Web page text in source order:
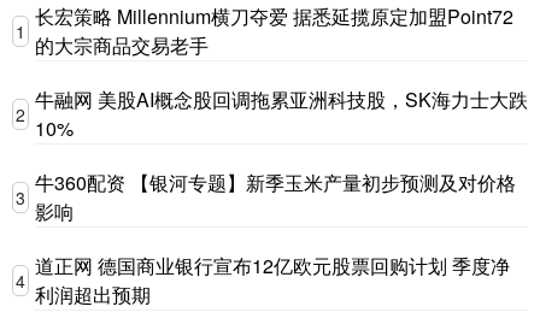
1
长宏策略 Millennium横刀夺爱 据悉延揽原定加盟Point72
的大宗商品交易老手
2
牛融网 美股AI概念股回调拖累亚洲科技股，SK海力士大跌
10%
3
牛360配资 【银河专题】新季玉米产量初步预测及对价格
影响
4
道正网 德国商业银行宣布12亿欧元股票回购计划 季度净
利润超出预期